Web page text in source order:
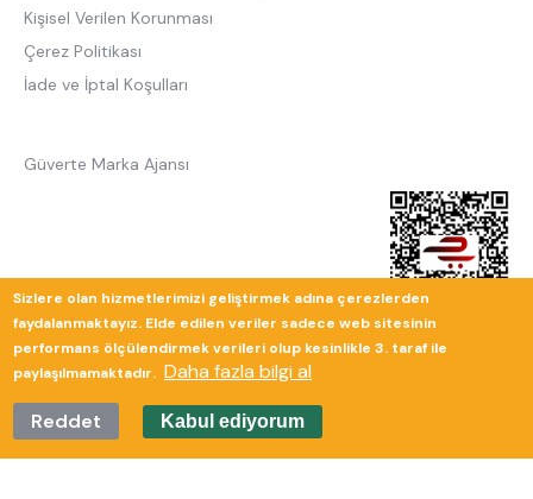
Kişisel Verilen Korunması
Çerez Politikası
İade ve İptal Koşulları
Güverte Marka Ajansı
Sizlere olan hizmetlerimizi geliştirmek adına çerezlerden
faydalanmaktayız. Elde edilen veriler sadece web sitesinin
performans ölçülendirmek verileri olup kesinlikle 3. taraf ile
paylaşılmamaktadır. Daha fazla bilgi al
Reddet
Kabul ediyorum